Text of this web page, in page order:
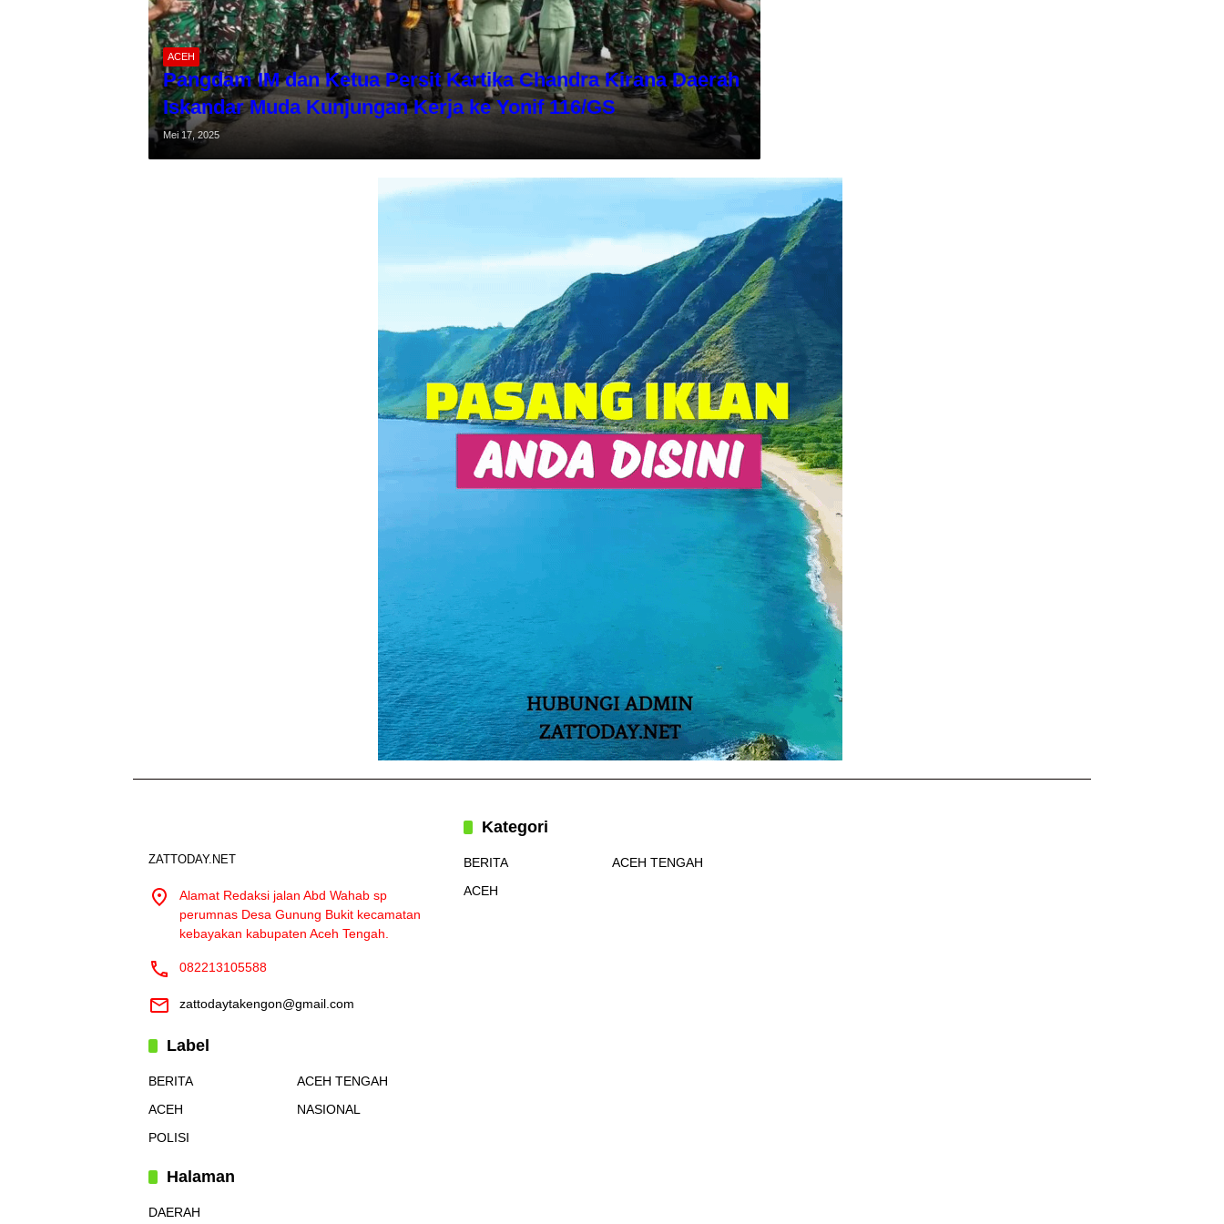
ACEH
Pangdam IM dan Ketua Persit Kartika Chandra Kirana Daerah
Iskandar Muda Kunjungan Kerja ke Yonif 116/GS
Mei 17, 2025
ZATTODAY.NET
Alamat Redaksi jalan Abd Wahab sp
perumnas Desa Gunung Bukit kecamatan
kebayakan kabupaten Aceh Tengah.
082213105588
zattodaytakengon@gmail.com
Kategori
BERITA
ACEH TENGAH
ACEH
Label
BERITA
ACEH TENGAH
ACEH
NASIONAL
POLISI
Halaman
DAERAH